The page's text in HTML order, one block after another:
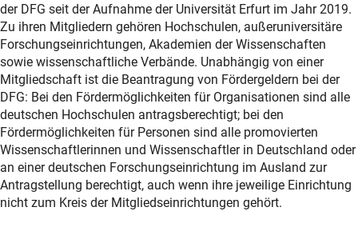
der DFG seit der Aufnahme der Universität Erfurt im Jahr 2019.
Zu ihren Mitgliedern gehören Hochschulen, außeruniversitäre
Forschungseinrichtungen, Akademien der Wissenschaften
sowie wissenschaftliche Verbände. Unabhängig von einer
Mitgliedschaft ist die Beantragung von Fördergeldern bei der
DFG: Bei den Fördermöglichkeiten für Organisationen sind alle
deutschen Hochschulen antragsberechtigt; bei den
Fördermöglichkeiten für Personen sind alle promovierten
Wissenschaftlerinnen und Wissenschaftler in Deutschland oder
an einer deutschen Forschungseinrichtung im Ausland zur
Antragstellung berechtigt, auch wenn ihre jeweilige Einrichtung
nicht zum Kreis der Mitgliedseinrichtungen gehört.